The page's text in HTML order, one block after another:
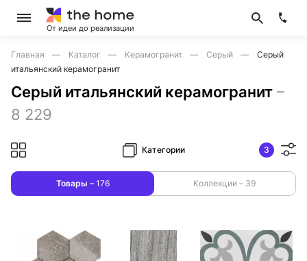
От идеи до реализации
Главная Каталог Керамогранит Серый
Серый
итальянский керамогранит
Серый итальянский керамогранит –
8 229
Категории 3
Товары – 176 Коллекции – 39